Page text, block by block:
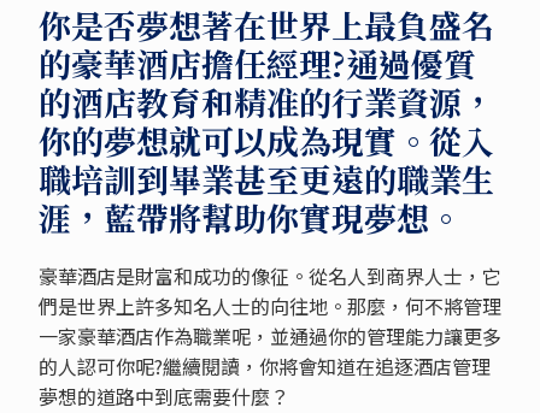
你是否夢想著在世界上最負盛名
的豪華酒店擔任經理?通過優質
的酒店教育和精准的行業資源，
你的夢想就可以成為現實。從入
職培訓到畢業甚至更遠的職業生
涯，藍帶將幫助你實現夢想。
豪華酒店是財富和成功的像征。從名人到商界人士，它
們是世界上許多知名人士的向往地。那麼，何不將管理
一家豪華酒店作為職業呢，並通過你的管理能力讓更多
的人認可你呢?繼續閱讀，你將會知道在追逐酒店管理
夢想的道路中到底需要什麼？